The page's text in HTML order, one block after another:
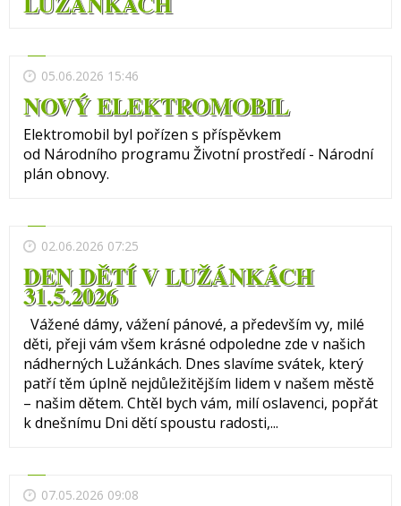
05.06.2026 15:46
NOVÝ ELEKTROMOBIL
Elektromobil byl pořízen s příspěvkem
od Národního programu Životní prostředí - Národní
plán obnovy.
02.06.2026 07:25
DEN DĚTÍ V LUŽÁNKÁCH
31.5.2026
Vážené dámy, vážení pánové, a především vy, milé
děti, přeji vám všem krásné odpoledne zde v našich
nádherných Lužánkách. Dnes slavíme svátek, který
patří těm úplně nejdůležitějším lidem v našem městě
– našim dětem. Chtěl bych vám, milí oslavenci, popřát
k dnešnímu Dni dětí spoustu radosti,...
07.05.2026 09:08